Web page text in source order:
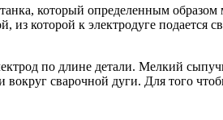
который определенным
которой к электродуге подается
по длине детали. Мелкий
вокруг сварочной дуги. Для того